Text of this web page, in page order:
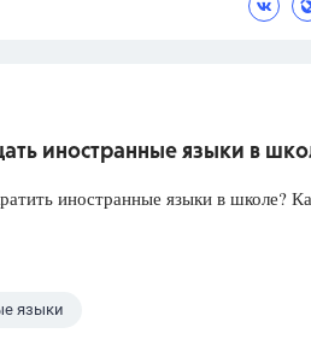
иностранные языки в
иностранные языки в школе?
языки